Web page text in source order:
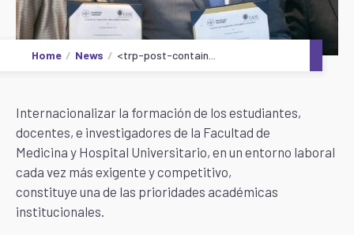
Home News <trp-post-contain...
Internacionalizar la formación de los estudiantes,
docentes, e investigadores de la Facultad de
Medicina y Hospital Universitario, en un entorno laboral
cada vez más exigente y competitivo,
constituye una de las prioridades académicas
institucionales.